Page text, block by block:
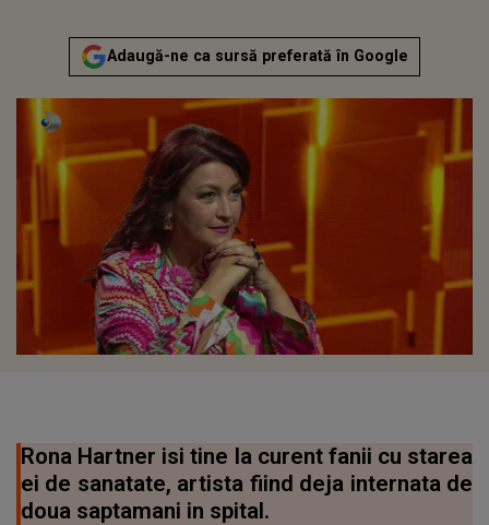
Adaugă-ne ca sursă preferată în Google
Rona Hartner isi tine la curent fanii cu starea
ei de sanatate, artista fiind deja internata de
doua saptamani in spital.